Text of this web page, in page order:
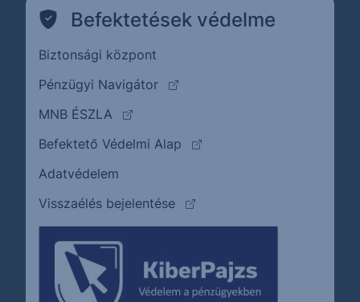
Befektetések védelme
Biztonsági központ
Pénzügyi Navigátor
(külső oldalra ugrik)
MNB ÉSZLA
(külső oldalra ugrik)
Befektető Védelmi Alap
(külső oldalra ugrik)
Adatvédelem
Visszaélés bejelentése
(külső oldalra ugrik)